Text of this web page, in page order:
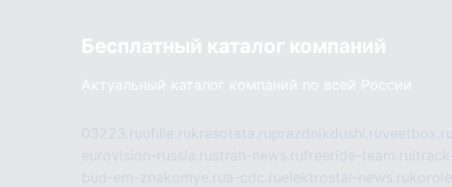
Бесплатный каталог компаний
Актуальный каталог компаний по всей России
03223.ruufille.rukrasotata.ruprazdnikdushi.ruveetbox.ru
eurovision-russia.rustrah-news.rufreeride-team.ru
bud-em-znakomye.rua-cdc.ruelektrostal-news.ru